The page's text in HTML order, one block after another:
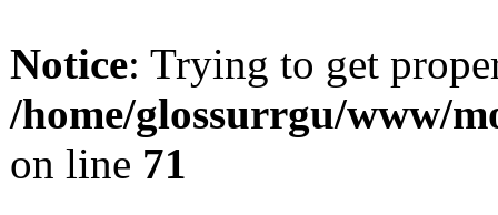
Notice: Trying to get
/home/glossurrgu/www/
on line 71